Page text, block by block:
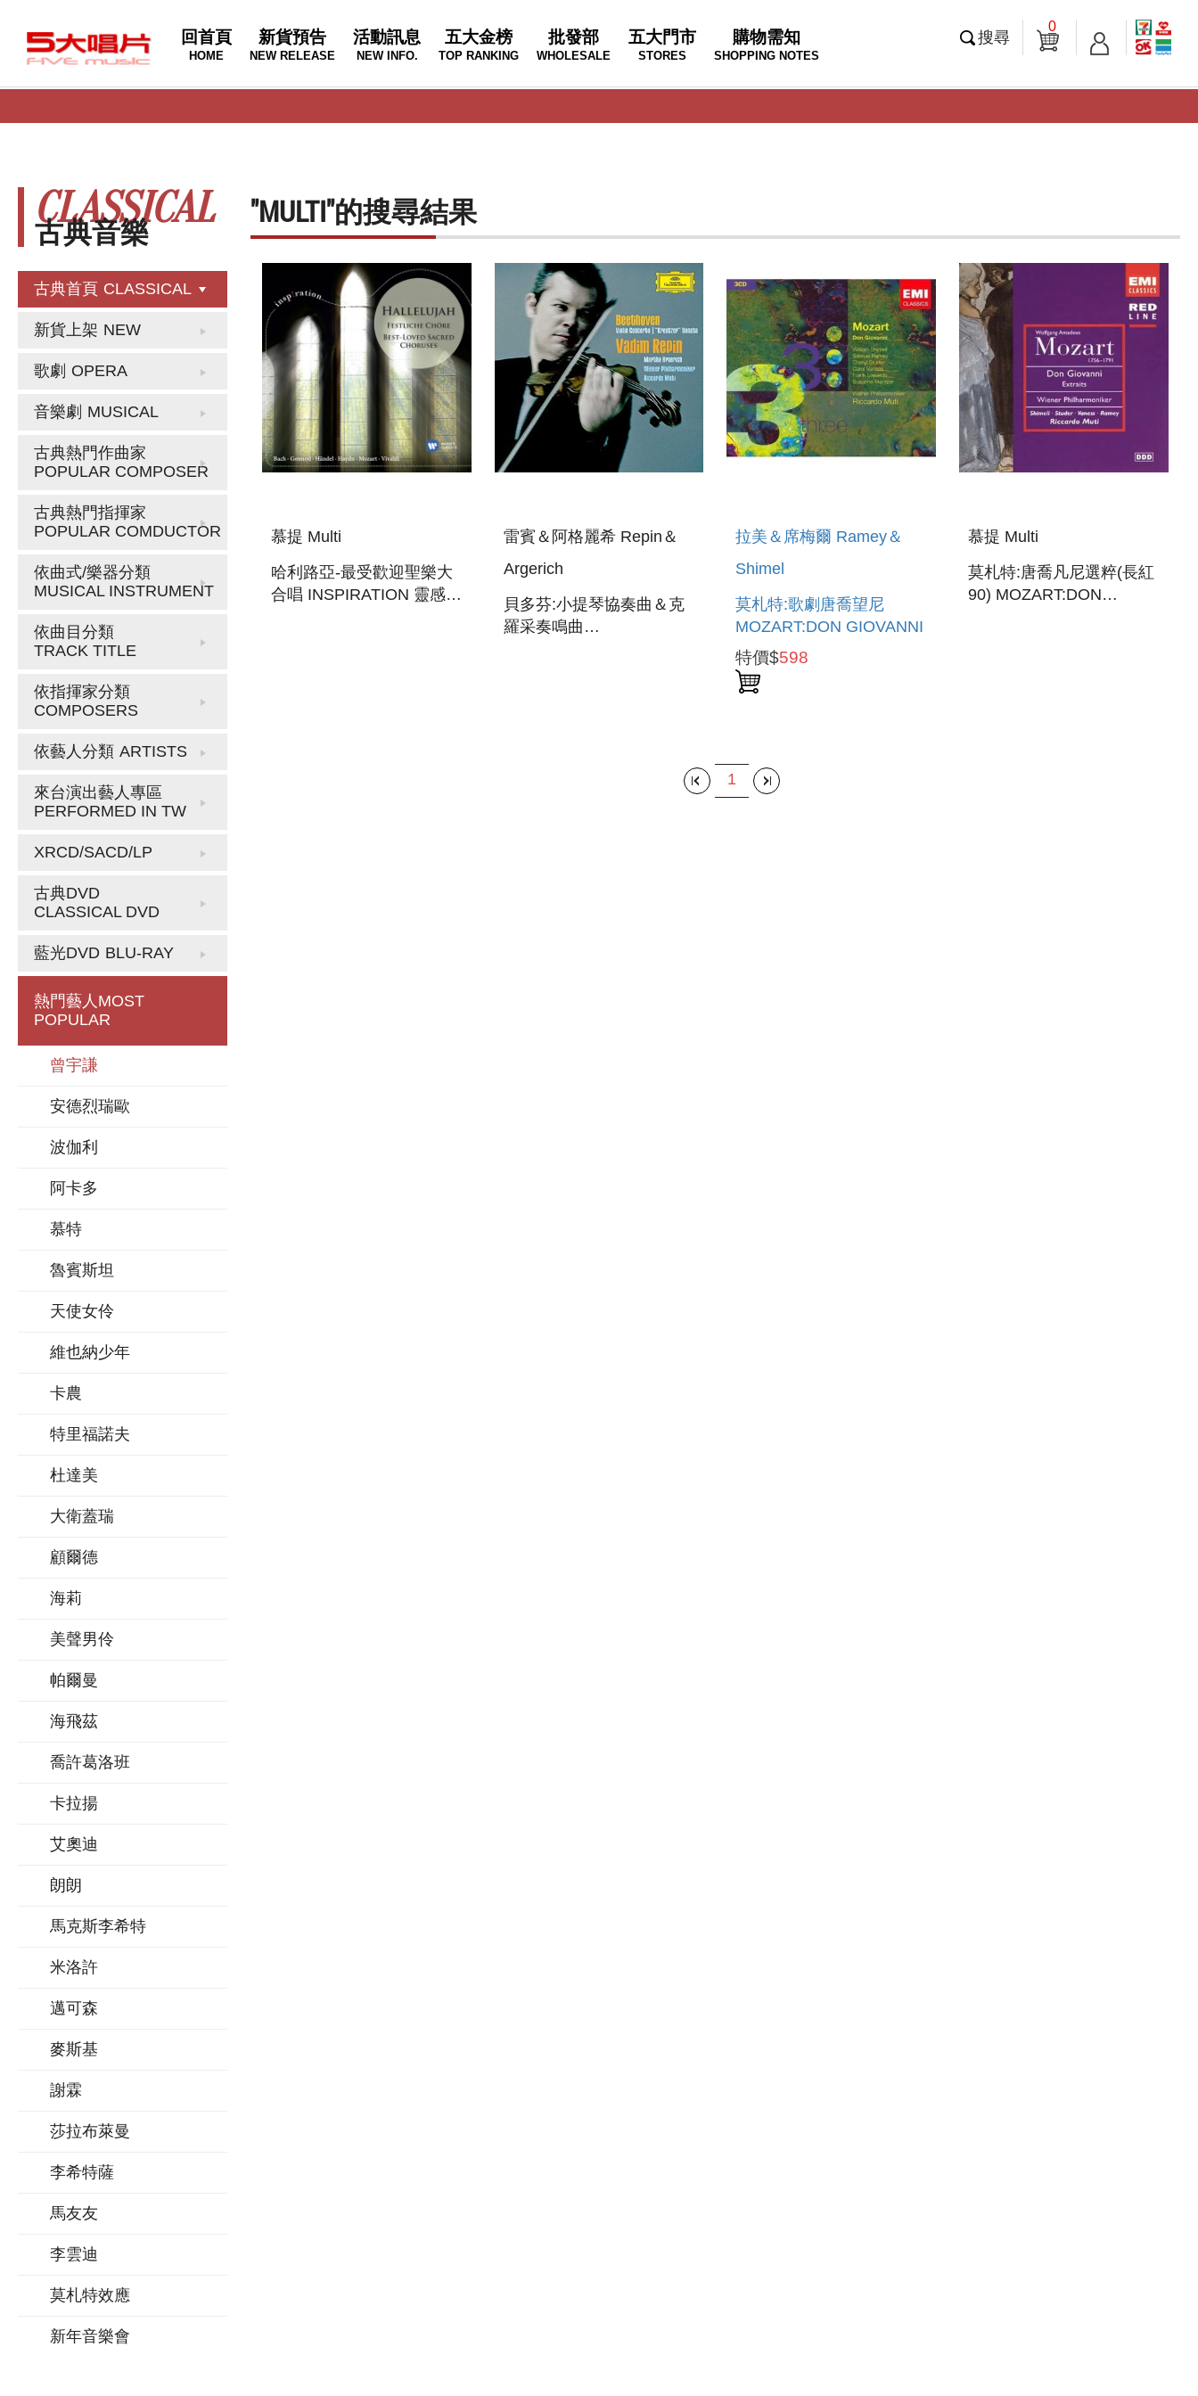
回首頁
HOME
新貨預告
NEW RELEASE
活動訊息
NEW INFO.
五大金榜
TOP RANKING
批發部
WHOLESALE
五大門市
STORES
購物需知
SHOPPING NOTES
搜尋
0
古典音樂
CLASSICAL
古典首頁 CLASSICAL
新貨上架 NEW
歌劇 OPERA
音樂劇 MUSICAL
古典熱門作曲家
POPULAR COMPOSER
古典熱門指揮家
POPULAR COMDUCTOR
依曲式/樂器分類
MUSICAL INSTRUMENT
依曲目分類
TRACK TITLE
依指揮家分類
COMPOSERS
依藝人分類 ARTISTS
來台演出藝人專區
PERFORMED IN TW
XRCD/SACD/LP
古典DVD
CLASSICAL DVD
藍光DVD BLU-RAY
熱門藝人 MOST
POPULAR
曾宇謙
安德烈瑞歐
波伽利
阿卡多
慕特
魯賓斯坦
天使女伶
維也納少年
卡農
特里福諾夫
杜達美
大衛蓋瑞
顧爾德
海莉
美聲男伶
帕爾曼
海飛茲
喬許葛洛班
卡拉揚
艾奧迪
朗朗
馬克斯李希特
米洛許
邁可森
麥斯基
謝霖
莎拉布萊曼
李希特薩
馬友友
李雲迪
莫札特效應
新年音樂會
"MULTI"的搜尋結果
慕提 Multi
哈利路亞-最受歡迎聖樂大
合唱 INSPIRATION 靈感
雷賓＆阿格麗希 Repin＆
Argerich
貝多芬:小提琴協奏曲＆克
羅采奏鳴曲
拉美＆席梅爾 Ramey＆
Shimel
莫札特:歌劇唐喬望尼
MOZART:DON GIOVANNI
特價$598
慕提 Multi
莫札特:唐喬凡尼選粹(長紅
90) MOZART:DON
1